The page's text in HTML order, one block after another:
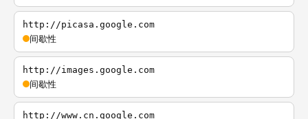
http://picasa.google.com
间歇性
http://images.google.com
间歇性
http://www.cn.google.com